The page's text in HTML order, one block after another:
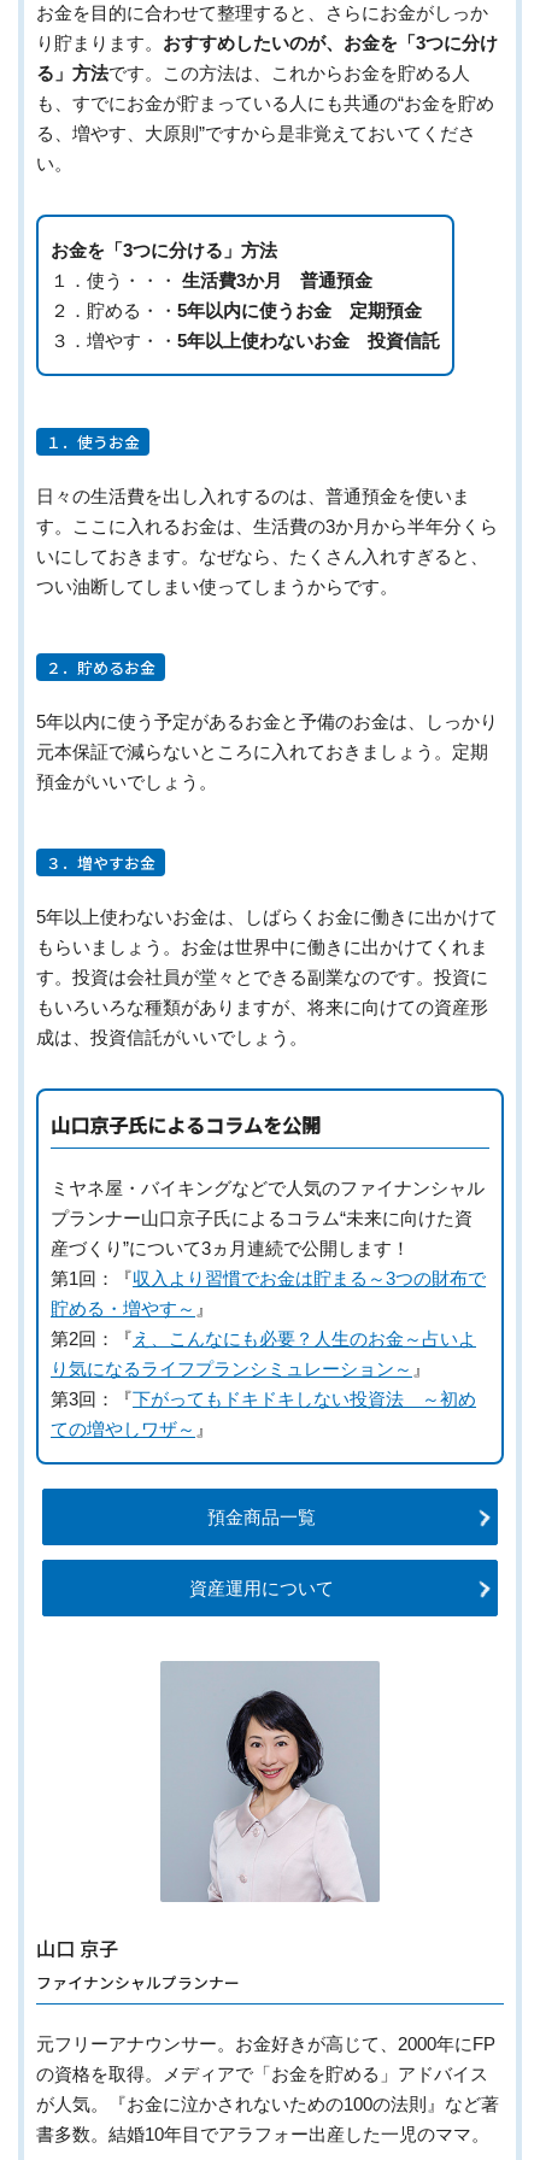
お金を目的に合わせて整理すると、さらにお金がしっか
り貯まります。 おすすめしたいのが、お金を「3つに分け
る」方法です。この方法は、これからお金を貯める人
も、すでにお金が貯まっている人にも共通の“お金を貯め
る、増やす、大原則”ですから是非覚えておいてくださ
い。
お金を「3つに分ける」方法
１．使う・・・ 生活費3か月 普通預金
２．貯める・・ 5年以内に使うお金 定期預金
３．増やす・・ 5年以上使わないお金 投資信託
１．使うお金
日々の生活費を出し入れするのは、普通預金を使いま
す。ここに入れるお金は、生活費の3か月から半年分くら
いにしておきます。なぜなら、たくさん入れすぎると、
つい油断してしまい使ってしまうからです。
２．貯めるお金
5年以内に使う予定があるお金と予備のお金は、しっかり
元本保証で減らないところに入れておきましょう。定期
預金がいいでしょう。
３．増やすお金
5年以上使わないお金は、しばらくお金に働きに出かけて
もらいましょう。お金は世界中に働きに出かけてくれま
す。投資は会社員が堂々とできる副業なのです。投資に
もいろいろな種類がありますが、将来に向けての資産形
成は、投資信託がいいでしょう。
山口京子氏によるコラムを公開
ミヤネ屋・バイキングなどで人気のファイナンシャル
プランナー山口京子氏によるコラム“未来に向けた資
産づくり”について3ヵ月連続で公開します！
第1回：『収入より習慣でお金は貯まる～3つの財布で
貯める・増やす～ 』
第2回：『え、こんなにも必要？人生のお金～占いよ
り気になるライフプランシミュレーション～ 』
第3回：『下がってもドキドキしない投資法 ～初め
ての増やしワザ～ 』
預金商品一覧
資産運用について
山口 京子
ファイナンシャルプランナー
元フリーアナウンサー。お金好きが高じて、2000年にFP
の資格を取得。メディアで「お金を貯める」アドバイス
が人気。『お金に泣かされないための100の法則』など著
書多数。結婚10年目でアラフォー出産した一児のママ。